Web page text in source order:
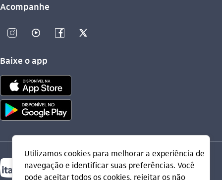
Acompanhe
instagram_outline video_outline facebook_outline twitter_outline
Baixe o app